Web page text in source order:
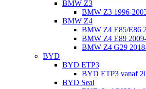
BMW Z3
BMW Z3 1996-
BMW Z4
BMW Z4 E85/E86
BMW Z4 E89
BMW Z4 G29
BYD
BYD ETP3
BYD ETP3 vanaf
BYD Seal